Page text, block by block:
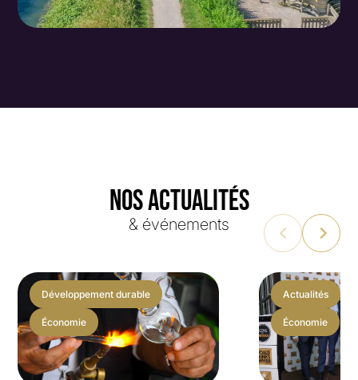
NOS ACTUALITÉS
& événements
Développement durable
Économie
Actualités
Économie